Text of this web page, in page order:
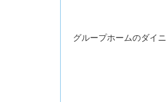
グループホームのダイ